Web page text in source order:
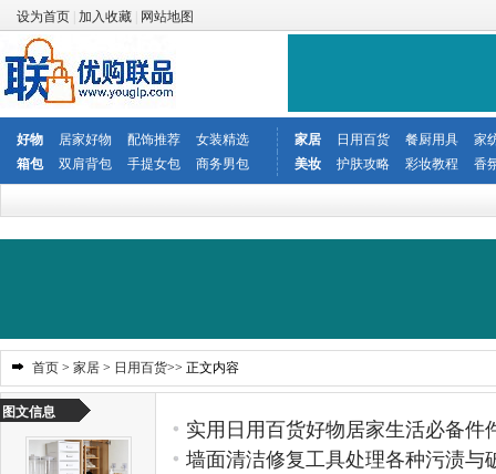
设为首页 加入收藏 网站地图
好物 居家好物 配饰推荐 女装精选 家居 日用百货 餐厨用具
家
箱包
双肩背包 手提女包 商务男包 美妆 护肤攻略 彩妆教程 香
首页 > 家居 > 日用百货>> 正文内容
图文信息
实用日用百货好物居家生活必备件
墙面清洁修复工具处理各种污渍与